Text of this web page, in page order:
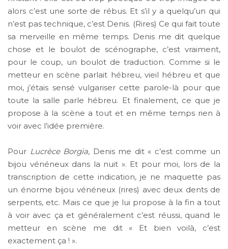
alors c’est une sorte de rébus. Et s’il y a quelqu’un qui
n’est pas technique, c’est Denis. (Rires) Ce qui fait toute
sa merveille en même temps. Denis me dit quelque
chose et le boulot de scénographe, c’est vraiment,
pour le coup, un boulot de traduction. Comme si le
metteur en scène parlait hébreu, vieil hébreu et que
moi, j’étais sensé vulgariser cette parole-là pour que
toute la salle parle hébreu. Et finalement, ce que je
propose à la scène a tout et en même temps rien à
voir avec l’idée première.
Pour Lucrèce Borgia, Denis me dit « c’est comme un
bijou vénéneux dans la nuit ». Et pour moi, lors de la
transcription de cette indication, je ne maquette pas
un énorme bijou vénéneux (rires) avec deux dents de
serpents, etc. Mais ce que je lui propose à la fin a tout
à voir avec ça et généralement c’est réussi, quand le
metteur en scène me dit « Et bien voilà, c’est
exactement ça ! ».